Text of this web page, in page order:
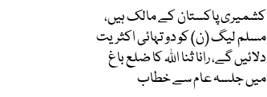
کشمیری پاکستان کے مالک ہیں،
مسلم لیگ (ن) کو دو تہائی اکثریت
دلائیں گے، رانا ثنا اللہ کا ضلع باغ
میں جلسہ عام سے خطاب